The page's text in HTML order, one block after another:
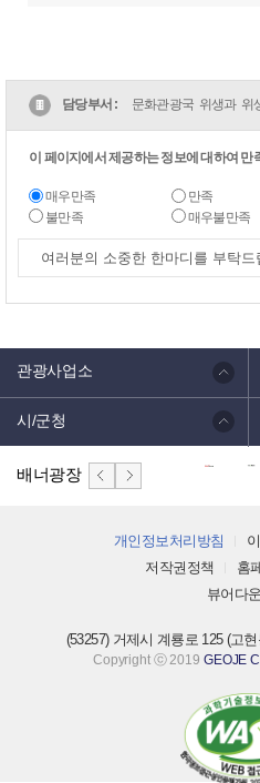
담당부서 : 문화관광국 위생과 위
이 페이지에서 제공하는 정보에 대하여 만
매우만족 만족
불만족
매우불만족
관광사업소
시/군청
배너광장
개인정보처리방침
저작권정책
홈
뷰어다
(53257) 거제시 계룡로 125 (고
Copyright ⓒ 2019 GEOJE